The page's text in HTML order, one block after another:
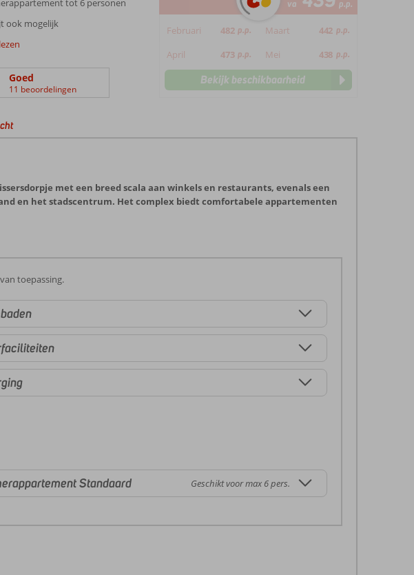
tot 6 personen
ook mogelijk
Goed
11 beoordelingen
va p.p.
Februari 482 p.p. Maart 442 p.p.
April 473 p.p. Mei 438 p.p.
Bekijk beschikbaarheid
met een breed scala aan winkels en restaurants, evenals een
en het stadscentrum. Het complex biedt comfortabele appartementen
toepassing.
Standaard Geschikt voor max 6 pers.